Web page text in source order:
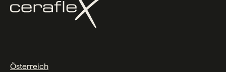
Österreich